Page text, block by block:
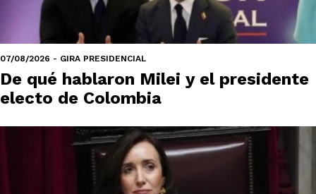
07/08/2026 - GIRA PRESIDENCIAL
De qué hablaron Milei y el presidente
electo de Colombia